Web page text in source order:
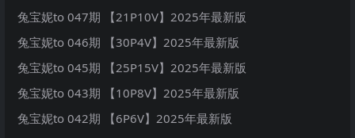
兔宝妮to 047期 【21P10V】2025年最新版
兔宝妮to 046期 【30P4V】2025年最新版
兔宝妮to 045期 【25P15V】2025年最新版
兔宝妮to 043期 【10P8V】2025年最新版
兔宝妮to 042期 【6P6V】2025年最新版